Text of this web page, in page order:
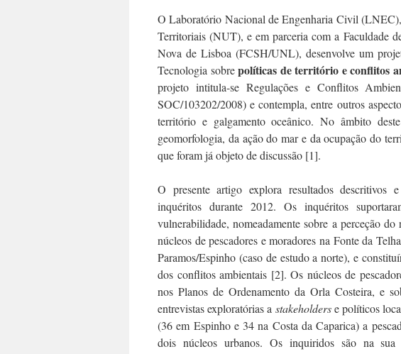
O Laboratório Nacional de Engenharia Civil
Territoriais (NUT), e em parceria com a Faculdade
Nova de Lisboa (FCSH/UNL), desenvolve um
Tecnologia sobrepolíticas de território e conflitos
projeto intitula-se Regulações e Conflitos
SOC/103202/2008) e contempla, entre outros
território e galgamento oceânico. No âmbito
geomorfologia, da ação do mar e da ocupação do
que foram já objeto de discussão [1].
O presente artigo explora resultados descritivos
inquéritos durante 2012. Os inquéritos
vulnerabilidade, nomeadamente sobre a perceção
núcleos de pescadores e moradores na Fonte da
Paramos/Espinho (caso de estudo a norte), e
dos conflitos ambientais [2]. Os núcleos de
nos Planos de Ordenamento da Orla Costeira, e
entrevistas exploratórias a stakeholderse políticos
(36 em Espinho e 34 na Costa da Caparica) a
dois núcleos urbanos. Os inquiridos são na sua